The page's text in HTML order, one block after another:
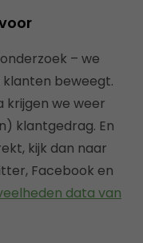
– we
beweegt.
krijgen we weer
klantgedrag. En
kijk dan naar
Facebook en
data van